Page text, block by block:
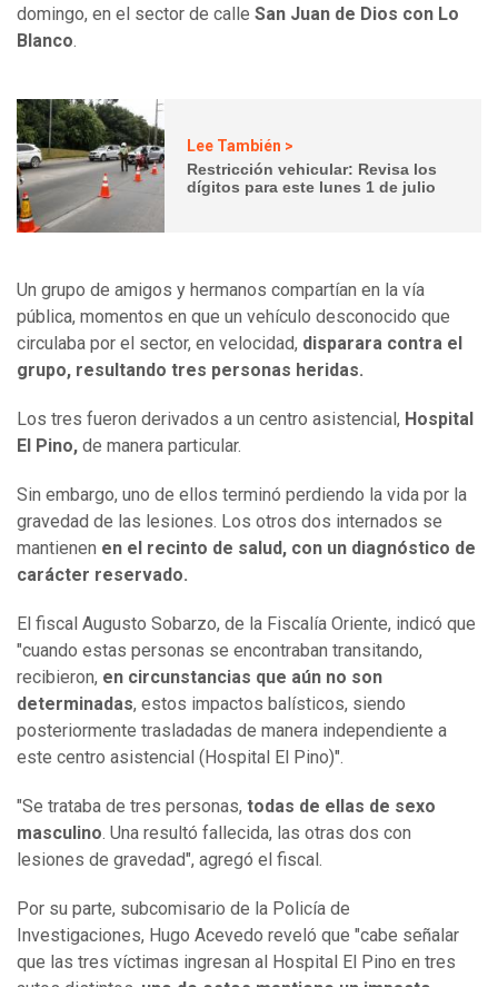
domingo, en el sector de calle San Juan de Dios con Lo
Blanco.
Lee También >
Restricción vehicular: Revisa los
dígitos para este lunes 1 de julio
Un grupo de amigos y hermanos compartían en la vía
pública, momentos en que un vehículo desconocido que
circulaba por el sector, en velocidad, disparara contra el
grupo, resultando tres personas heridas.
Los tres fueron derivados a un centro asistencial, Hospital
El Pino, de manera particular.
Sin embargo, uno de ellos terminó perdiendo la vida por la
gravedad de las lesiones. Los otros dos internados se
mantienen en el recinto de salud, con un diagnóstico de
carácter reservado.
El fiscal Augusto Sobarzo, de la Fiscalía Oriente, indicó que
"cuando estas personas se encontraban transitando,
recibieron, en circunstancias que aún no son
determinadas, estos impactos balísticos, siendo
posteriormente trasladadas de manera independiente a
este centro asistencial (Hospital El Pino)".
"Se trataba de tres personas, todas de ellas de sexo
masculino. Una resultó fallecida, las otras dos con
lesiones de gravedad", agregó el fiscal.
Por su parte, subcomisario de la Policía de
Investigaciones, Hugo Acevedo reveló que "cabe señalar
que las tres víctimas ingresan al Hospital El Pino en tres